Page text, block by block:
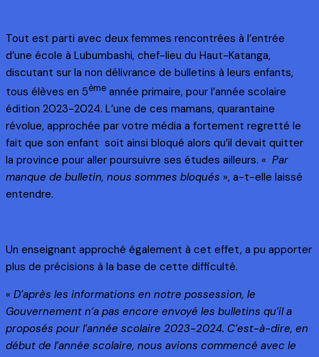
Tout est parti avec deux femmes rencontrées à l’entrée
d’une école à Lubumbashi, chef-lieu du Haut-Katanga,
discutant sur la non délivrance de bulletins à leurs enfants,
tous élèves en 5ème année primaire, pour l’année scolaire
édition 2023-2024. L’une de ces mamans, quarantaine
révolue, approchée par votre média a fortement regretté le
fait que son enfant soit ainsi bloqué alors qu’il devait quitter
la province pour aller poursuivre ses études ailleurs. « Par
manque de bulletin, nous sommes bloqués », a-t-elle laissé
entendre.
Un enseignant approché également à cet effet, a pu apporter
plus de précisions à la base de cette difficulté.
« D’après les informations en notre possession, le
Gouvernement n’a pas encore envoyé les bulletins qu’il a
proposés pour l’année scolaire 2023-2024. C’est-à-dire, en
début de l’année scolaire, nous avions commencé avec le